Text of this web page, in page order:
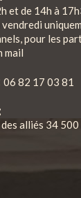
et de 14h à
vendredi
pour les
mail
06 82 17 03 81
des alliés 34